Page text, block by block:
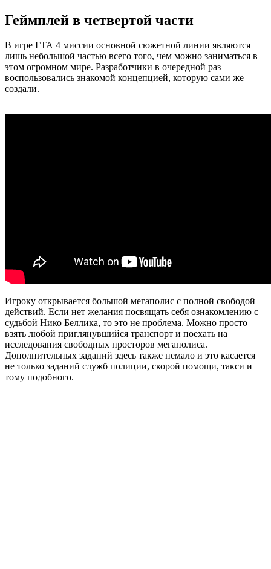
Геймплей в четвертой части
В игре ГТА 4 миссии основной сюжетной линии являются
лишь небольшой частью всего того, чем можно заниматься в
этом огромном мире. Разработчики в очередной раз
воспользовались знакомой концепцией, которую сами же
создали.
Игроку открывается большой мегаполис с полной свободой
действий. Если нет желания посвящать себя ознакомлению с
судьбой Нико Беллика, то это не проблема. Можно просто
взять любой приглянувшийся транспорт и поехать на
исследования свободных просторов мегаполиса.
Дополнительных заданий здесь также немало и это касается
не только заданий служб полиции, скорой помощи, такси и
тому подобного.